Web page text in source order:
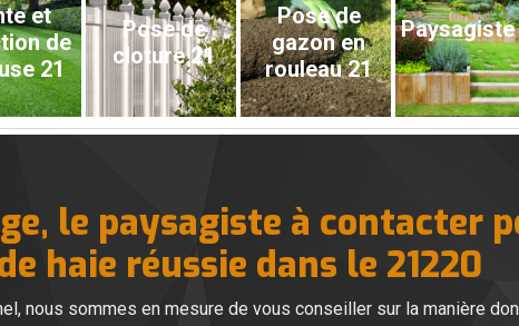
et
de
21
Pose de
cloture 21
Pose de
gazon en
rouleau 21
Paysagiste
le paysagiste à contacter
haie réussie dans le 21220
nous sommes en mesure de vous conseiller sur la manière